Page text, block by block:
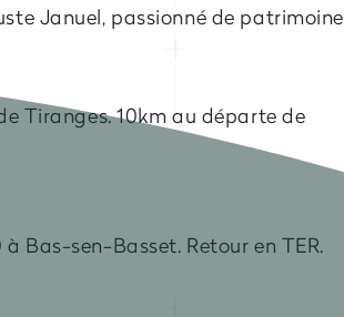
Januel, passionné de patrimoine
Tiranges. 10km au départe de
Bas-sen-Basset. Retour en TER.